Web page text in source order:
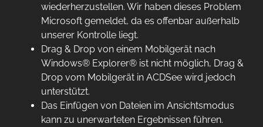
wiederherzustellen. Wir haben dieses Problem
Microsoft gemeldet, da es offenbar außerhalb
unserer Kontrolle liegt.
Drag & Drop von einem Mobilgerät nach
Windows® Explorer® ist nicht möglich, Drag &
Drop vom Mobilgerät in ACDSee wird jedoch
unterstützt.
Das Einfügen von Dateien im Ansichtsmodus
kann zu unerwarteten Ergebnissen führen.